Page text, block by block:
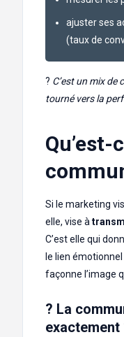
ajuster ses
(taux de
? C’est un mix de
tourné vers la
Qu’est-
Si le marketing
elle, vise à
C’est elle qui
le lien
façonne l’image
?️ La
exactement